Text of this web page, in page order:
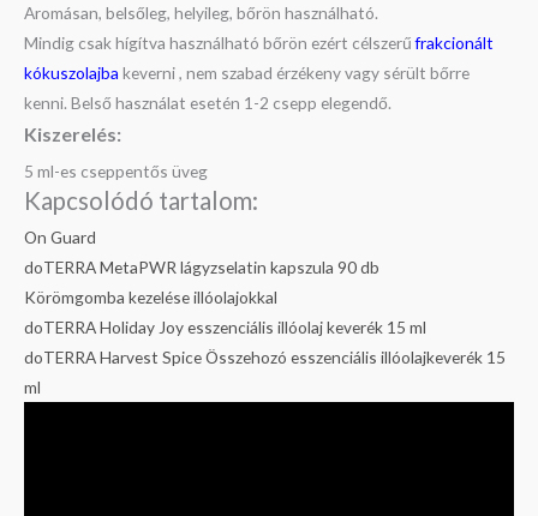
Aromásan, belsőleg, helyileg, bőrön használható.
Mindig csak hígítva használható bőrön ezért célszerű frakcionált
kókuszolajba keverni , nem szabad érzékeny vagy sérült bőrre
kenni. Belső használat esetén 1-2 csepp elegendő.
Kiszerelés:
5 ml-es cseppentős üveg
Kapcsolódó tartalom:
On Guard
doTERRA MetaPWR lágyzselatin kapszula 90 db
Körömgomba kezelése illóolajokkal
doTERRA Holiday Joy esszenciális illóolaj keverék 15 ml
doTERRA Harvest Spice Összehozó esszenciális illóolajkeverék 15
ml